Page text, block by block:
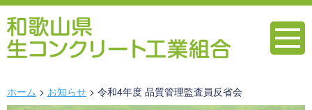
ホーム お知らせ 令和4年度 品質管理監査員反省会